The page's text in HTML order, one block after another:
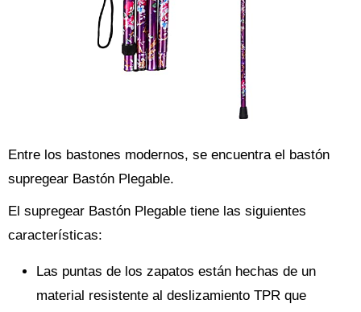
Entre los bastones modernos, se encuentra el bastón
supregear Bastón Plegable.
El supregear Bastón Plegable tiene las siguientes
características:
Las puntas de los zapatos están hechas de un
material resistente al deslizamiento TPR que